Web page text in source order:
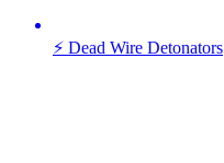
⚡ Dead Wire Detonators